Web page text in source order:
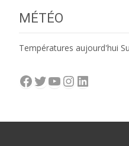
MÉTÉO
Températures aujourd'hui
Facebook
Twitter
YouTube
Instagram
LinkedIn